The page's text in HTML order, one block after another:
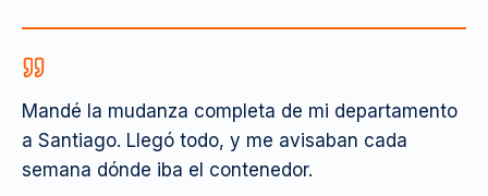
Mandé la mudanza completa de mi departamento
a Santiago. Llegó todo, y me avisaban cada
semana dónde iba el contenedor.